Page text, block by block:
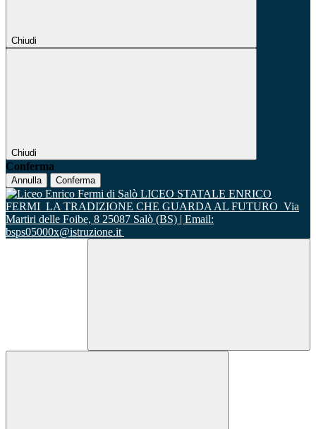
Chiudi
Chiudi
Conferma
Annulla Conferma
LICEO STATALE ENRICO
FERMI LA TRADIZIONE CHE GUARDA AL FUTURO Via
Martiri delle Foibe, 8 25087 Salò (BS) | Email:
bsps05000x@istruzione.it